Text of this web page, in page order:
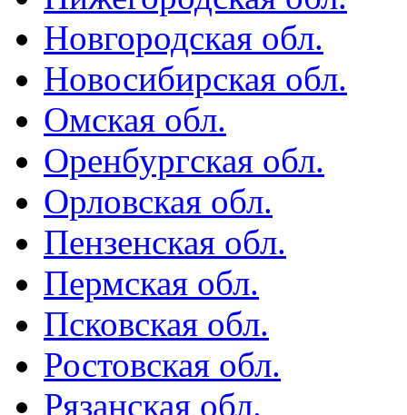
Новгородская обл.
Новосибирская обл.
Омская обл.
Оренбургская обл.
Орловская обл.
Пензенская обл.
Пермская обл.
Псковская обл.
Ростовская обл.
Рязанская обл.